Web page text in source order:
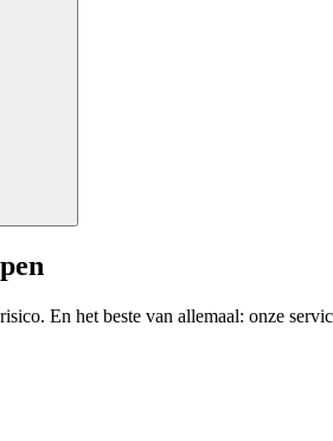
En het beste van allemaal: onze